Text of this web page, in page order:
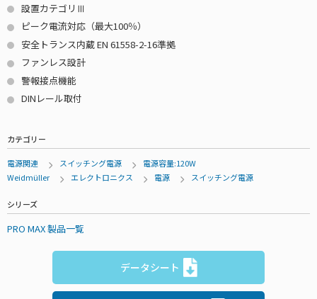
設置カテゴリⅢ
ピーク電流対応（最大100％）
安全トランス内蔵 EN 61558-2-16準拠
ファンレス設計
警報接点機能
DINレール取付
カテゴリー
電源関連 スイッチング電源
電源容量:120W
Weidmüller
エレクトロニクス 電源 スイッチング電源
シリーズ
PRO MAX 製品一覧
データシート